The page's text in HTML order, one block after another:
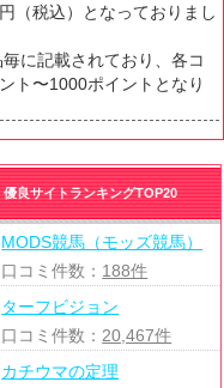
（税込）となっておりまし
に記載されており、各コ
ト〜1000ポイントとなり
優良サイトランキングTOP20
MODS競馬（モッズ競馬）
口コミ件数： 188件
ターフビジョン
口コミ件数： 20,467件
カチウマの定理